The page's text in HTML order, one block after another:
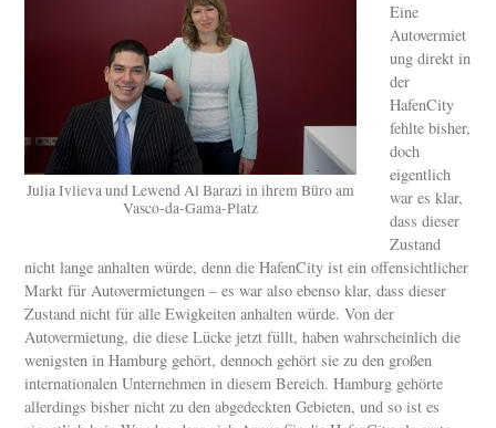
Julia Ivlieva und Lewend Al Barazi in ihrem Büro am
Vasco-da-Gama-Platz
Eine
Autovermiet
ung direkt in
der
HafenCity
fehlte bisher,
doch
eigentlich
war es klar,
dass dieser
Zustand
nicht lange anhalten würde, denn die HafenCity ist ein offensichtlicher
Markt für Autovermietungen – es war also ebenso klar, dass dieser
Zustand nicht für alle Ewigkeiten anhalten würde. Von der
Autovermietung, die diese Lücke jetzt füllt, haben wahrscheinlich die
wenigsten in Hamburg gehört, dennoch gehört sie zu den großen
internationalen Unternehmen in diesem Bereich. Hamburg gehörte
allerdings bisher nicht zu den abgedeckten Gebieten, und so ist es